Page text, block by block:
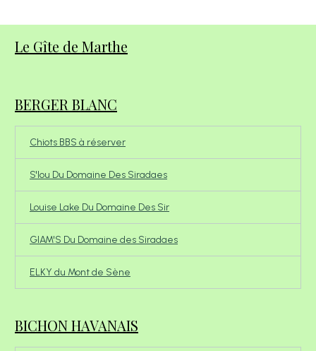
Le Gîte de Marthe
BERGER BLANC
Chiots BBS à réserver
S'lou Du Domaine Des Siradaes
Louise Lake Du Domaine Des Sir
GIAM'S Du Domaine des Siradaes
ELKY du Mont de Sène
BICHON HAVANAIS